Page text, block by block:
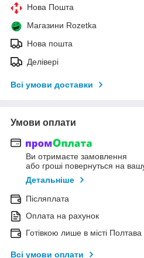
Нова Пошта
Магазини Rozetka
Нова пошта
Делівері
Всі умови доставки
Умови оплати
Ви отримаєте замовлення
або гроші повернуться на
Детальніше
Післяплата
Оплата на рахунок
Готівкою лише в місті Полтава
Всі умови оплати